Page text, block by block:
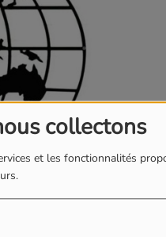
collectons
et les fonctionnalités